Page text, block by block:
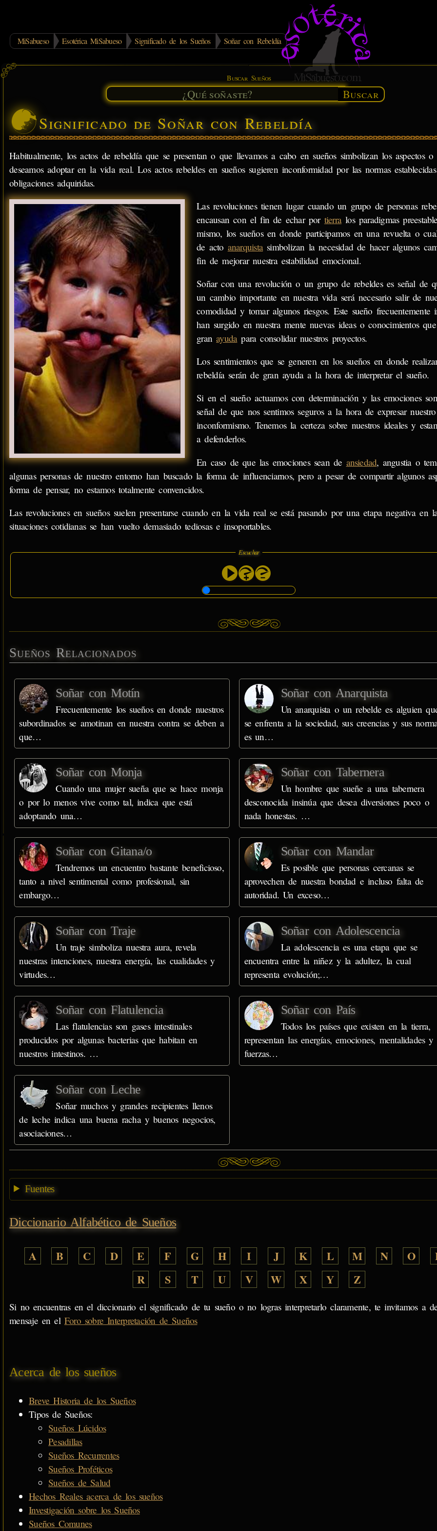
MiSabueso Esotérica MiSabueso Significado de los Sueños Soñar con Rebeldía
Buscar Sueños
Buscar
Significado de Soñar con Rebeldía
Habitualmente, los actos de rebeldía que se presentan o que llevamos a cabo en sueños simbolizan los aspectos o
deseamos adoptar en la vida real. Los actos rebeldes en sueños sugieren inconformidad por las normas
obligaciones adquiridas.
Las revoluciones tienen lugar cuando un grupo de personas
encausan con el fin de echar por tierralos paradigmas
mismo, los sueños en donde participamos en una revuelta o
de acto anarquistasimbolizan la necesidad de hacer algunos
fin de mejorar nuestra estabilidad emocional.
Soñar con una revolución o un grupo de rebeldes es señal de
un cambio importante en nuestra vida será necesario salir de
comodidad y tomar algunos riesgos. Este sueño frecuentemente
han surgido en nuestra mente nuevas ideas o conocimientos
granayudapara consolidar nuestros proyectos.
Los sentimientos que se generen en los sueños en donde
rebeldía serán de gran ayuda a la hora de interpretar el sueño.
Si en el sueño actuamos con determinación y las emociones
señal de que nos sentimos seguros a la hora de expresar nuestro
inconformismo. Tenemos la certeza sobre nuestros ideales y
a defenderlos.
En caso de que las emociones sean de ansiedad, angustia o
algunas personas de nuestro entorno han buscado la forma de influenciarnos, pero a pesar de compartir algunos
forma de pensar, no estamos totalmente convencidos.
Las revoluciones en sueños suelen presentarse cuando en la vida real se está pasando por una etapa negativa en
situaciones cotidianas se han vuelto demasiado tediosas e insoportables.
Escuchar
Sueños Relacionados
Soñar con Motín
Frecuentemente los sueños en donde nuestros
subordinados se amotinan en nuestra contra se deben a
que…
Soñar con Anarquista
Un anarquista o un rebelde es alguien
se enfrenta a la sociedad, sus creencias y sus
es un…
Soñar con Monja
Cuando una mujer sueña que se hace monja
o por lo menos vive como tal, indica que está
adoptando una…
Soñar con Tabernera
Un hombre que sueñe a una tabernera
desconocida insinúa que desea diversiones poco o
nada honestas. …
Soñar con Gitana/o
Tendremos un encuentro bastante beneficioso,
tanto a nivel sentimental como profesional, sin
embargo…
Soñar con Mandar
Es posible que personas cercanas se
aprovechen de nuestra bondad e incluso falta de
autoridad. Un exceso…
Soñar con Traje
Un traje simboliza nuestra aura, revela
nuestras intenciones, nuestra energía, las cualidades y
virtudes…
Soñar con Adolescencia
La adolescencia es una etapa que se
encuentra entre la niñez y la adultez, la cual
representa evolución;…
Soñar con Flatulencia
Las flatulencias son gases intestinales
producidos por algunas bacterias que habitan en
nuestros intestinos. …
Soñar con País
Todos los países que existen en la tierra,
representan las energías, emociones, mentalidades y
fuerzas…
Soñar con Leche
Soñar muchos y grandes recipientes llenos
de leche indica una buena racha y buenos negocios,
asociaciones…
Fuentes
Diccionario Alfabético de Sueños
A B C D E F G H I J K L M N O
R
S T U V W X Y Z
Si no encuentras en el diccionario el significado de tu sueño o no logras interpretarlo claramente, te invitamos a
mensaje en el Foro sobre Interpretación de Sueños
Acerca de los sueños
Breve Historia de los Sueños
Tipos de Sueños:
Sueños Lúcidos
Pesadillas
Sueños Recurrentes
Sueños Proféticos
Sueños de Salud
Hechos Reales acerca de los sueños
Investigación sobre los Sueños
Sueños Comunes